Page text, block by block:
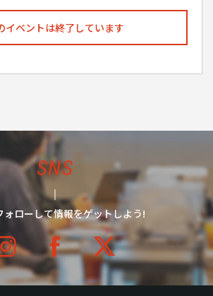
イベントは終了しています
SNS
ォローして情報をゲットしよう!